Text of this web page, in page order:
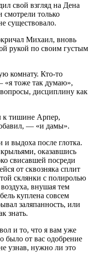
свой взгляд на Дена
смотрели только
существовало.
Михаил, вновь
рукой по своим густым
комнату. Кто-то
«я тоже так думаю»,
вопросы, дисциплину как
к тишине Арпер,
— «и дамы».
и выдоха после глотка.
оказавшись
свисавшей посреди
от сквозняка сплит
склянки с полиролью
внушая тем
куплена совсем
заляпанность, или
знать.
и то, что я вам уже
было от вас одобрение
узнав, нужно ли это